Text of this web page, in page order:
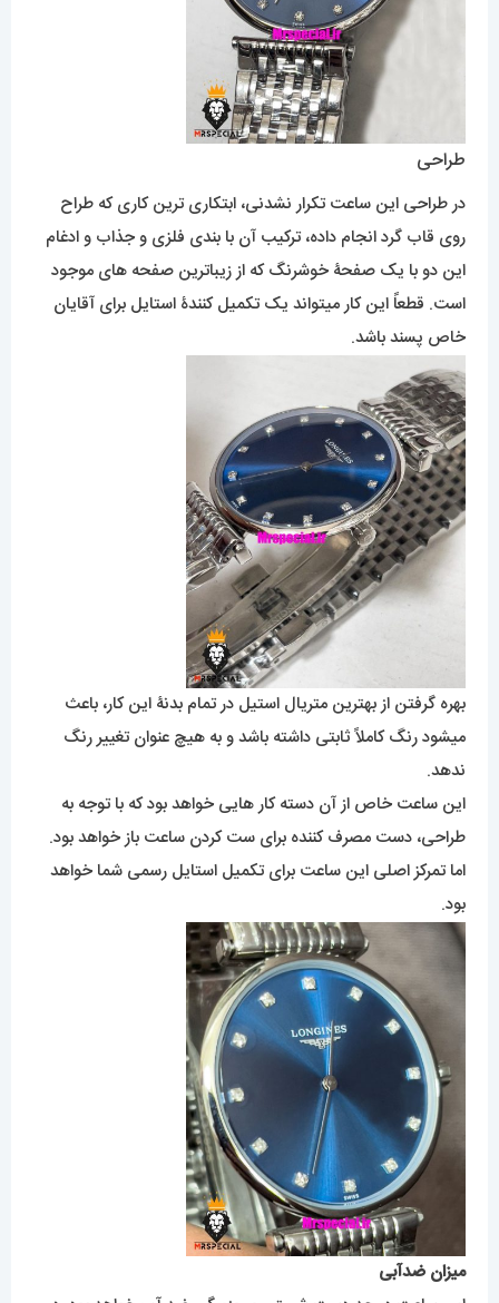
طراحی
در طراحی این ساعت تکرار نشدنی، ابتکاری ترین کاری که طراح
روی قاب گرد انجام داده، ترکیب آن با بندی فلزی و جذاب و ادغام
این دو با یک صفحۀ خوشرنگ که از زیباترین صفحه های موجود
است. قطعاً این کار میتواند یک تکمیل کنندۀ استایل برای آقایان
خاص پسند باشد.
بهره گرفتن از بهترین متریال استیل در تمام بدنۀ این کار، باعث
میشود رنگ کاملاً ثابتی داشته باشد و به هیچ عنوان تغییر رنگ
ندهد.
این ساعت خاص از آن دسته کار هایی خواهد بود که با توجه به
طراحی، دست مصرف کننده برای ست کردن ساعت باز خواهد بود.
اما تمرکز اصلی این ساعت برای تکمیل استایل رسمی شما خواهد
بود.
میزان ضدآبی